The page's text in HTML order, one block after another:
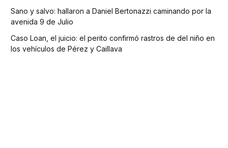
Sano y salvo: hallaron a Daniel Bertonazzi caminando por la
avenida 9 de Julio
Caso Loan, el juicio: el perito confirmó rastros de del niño en
los vehículos de Pérez y Caillava